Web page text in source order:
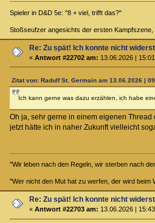
Spieler in D&D 5e: "8 + viel, trifft das?"
Stoßseufzer angesichts der ersten
Re: Zu spät! Ich konnte nicht
«Antwort #22702 am: 13.06.2026 |
Zitat von: Radulf St. Germain am 13.06.2026 |
Ich kann gerne was dazu erzählen, ich habe
Oh ja, sehr gerne in einem eigenen
jetzt hätte ich in naher Zukunft vielleicht
"Wir leben nach den Regeln, wir sterben nach
"Wer nicht den Mut hat zu werfen, der wird beim
Re: Zu spät! Ich konnte nicht
«Antwort #22703 am: 13.06.2026 |